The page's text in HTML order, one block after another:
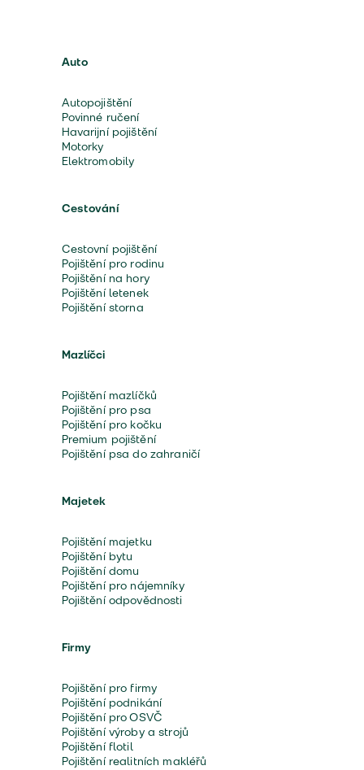
Auto
Autopojištění
Povinné ručení
Havarijní pojištění
Motorky
Elektromobily
Cestování
Cestovní pojištění
Pojištění pro rodinu
Pojištění na hory
Pojištění letenek
Pojištění storna
Mazlíčci
Pojištění mazlíčků
Pojištění pro psa
Pojištění pro kočku
Premium pojištění
Pojištění psa do zahraničí
Majetek
Pojištění majetku
Pojištění bytu
Pojištění domu
Pojištění pro nájemníky
Pojištění odpovědnosti
Firmy
Pojištění pro firmy
Pojištění podnikání
Pojištění pro OSVČ
Pojištění výroby a strojů
Pojištění flotil
Pojištění realitních makléřů